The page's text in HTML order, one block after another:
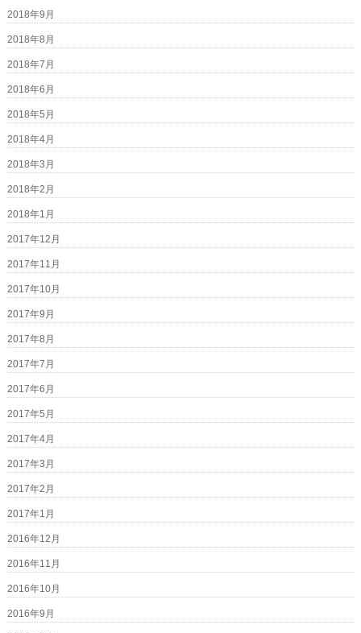
2018年9月
2018年8月
2018年7月
2018年6月
2018年5月
2018年4月
2018年3月
2018年2月
2018年1月
2017年12月
2017年11月
2017年10月
2017年9月
2017年8月
2017年7月
2017年6月
2017年5月
2017年4月
2017年3月
2017年2月
2017年1月
2016年12月
2016年11月
2016年10月
2016年9月